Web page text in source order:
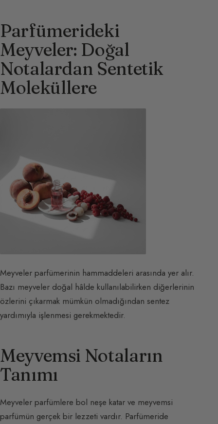
Parfümerideki
Meyveler: Doğal
Notalardan Sentetik
Moleküllere
Meyveler parfümerinin hammaddeleri arasında yer alır.
Bazı meyveler doğal hâlde kullanılabilirken diğerlerinin
özlerini çıkarmak mümkün olmadığından sentez
yardımıyla işlenmesi gerekmektedir.
Meyvemsi Notaların
Tanımı
Meyveler parfümlere bol neşe katar ve meyvemsi
parfümün gerçek bir lezzeti vardır. Parfümeride